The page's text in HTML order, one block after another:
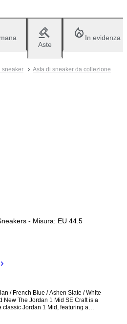
Aste
In evidenza
sneaker Asta di sneaker da collezione
- Misura: EU 44.5
/ French Blue / Ashen Slate / White
Craft is a
classic Jordan 1 Mid, featuring a